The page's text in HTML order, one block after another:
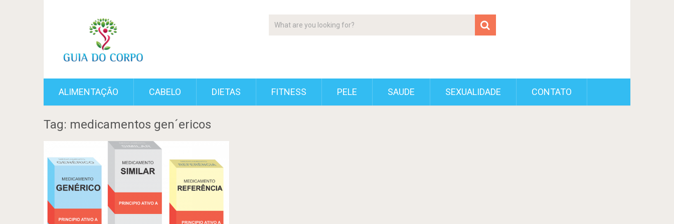
ALIMENTAÇÃO CABELO DIETAS FITNESS PELE SAUDE SEXUALIDADE CONTATO
Tag: medicamentos gen´ericos